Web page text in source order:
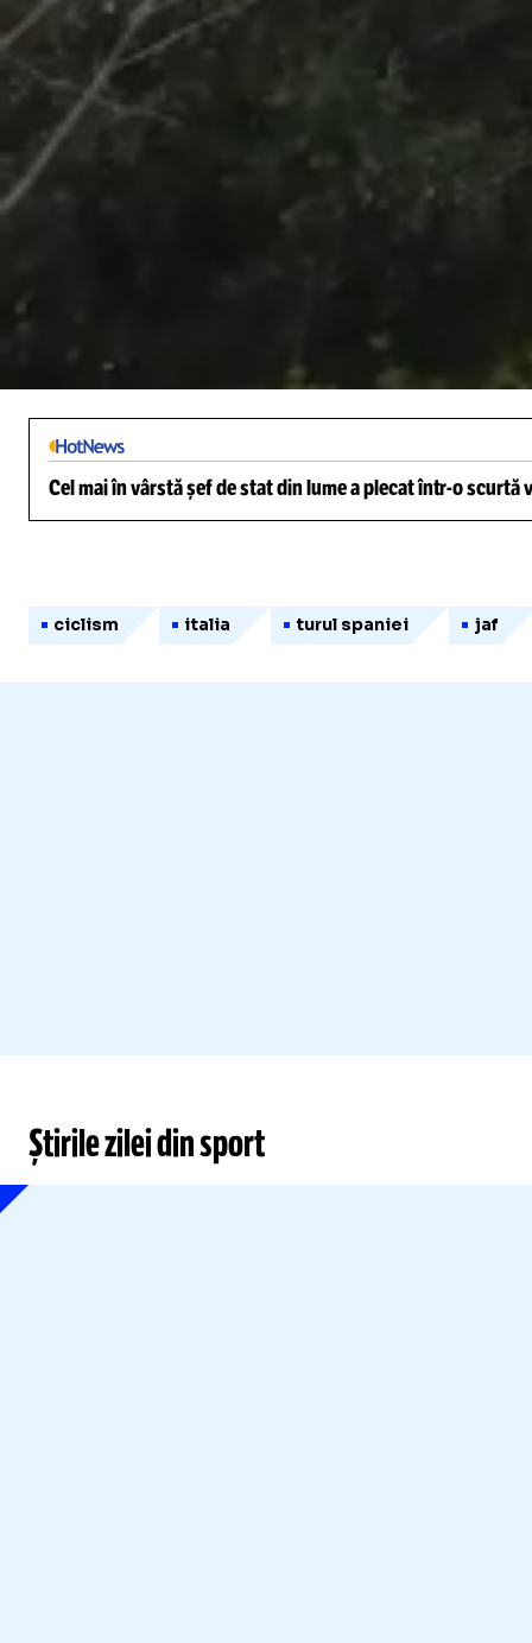
Unmute
Cel mai în vârstă șef de stat din lume a plecat într-o scurtă
ciclism italia turul spaniei jaf
Știrile zilei din sport